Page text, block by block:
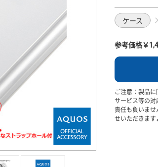
ケース
参考価格￥
ご注意：製品
サービス等の
責任も負いませ
せいただきます